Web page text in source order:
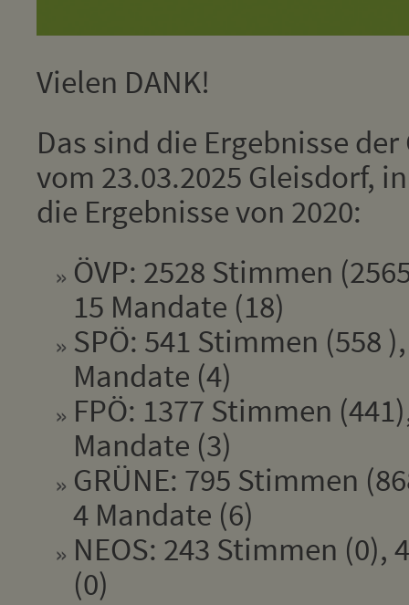
Vielen DANK!
Das sind die Ergebnisse
vom 23.03.2025 Gleisdorf,
die Ergebnisse von 2020:
ÖVP: 2528 Stimmen
15 Mandate (18)
SPÖ: 541 Stimmen (558
Mandate (4)
FPÖ: 1377 Stimmen
Mandate (3)
GRÜNE: 795 Stimmen
4 Mandate (6)
NEOS: 243 Stimmen (0),
(0)